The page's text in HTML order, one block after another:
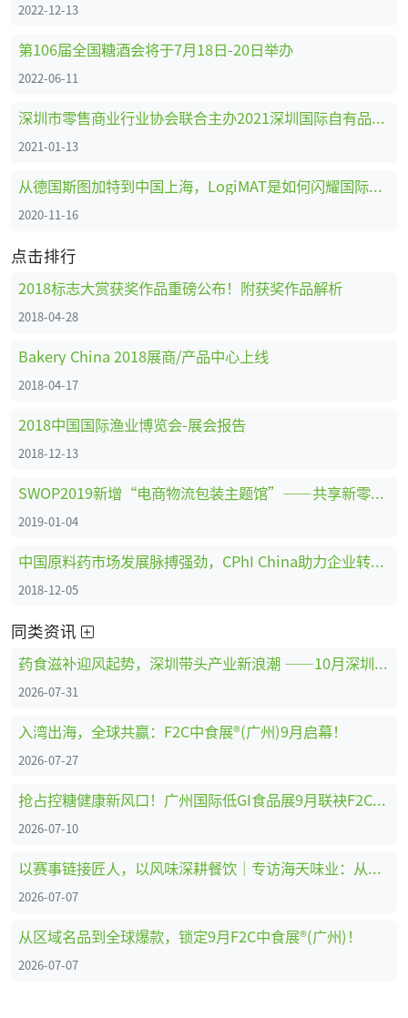
2022-12-13
第106届全国糖酒会将于7月18日-20日举办
2022-06-11
深圳市零售商业行业协会联合主办2021深圳国际自有品牌展
2021-01-13
从德国斯图加特到中国上海，LogiMAT是如何闪耀国际舞台的
2020-11-16
点击排行
2018标志大赏获奖作品重磅公布！附获奖作品解析
2018-04-28
Bakery China 2018展商/产品中心上线
2018-04-17
2018中国国际渔业博览会-展会报告
2018-12-13
SWOP2019新增“电商物流包装主题馆”——共享新零售时代商机
2019-01-04
中国原料药市场发展脉搏强劲，CPhI China助力企业转型创新、全面升级 ！
2018-12-05
同类资讯
药食滋补迎风起势，深圳带头产业新浪潮 ——10月深圳HNC健康营养展药食滋补展区亮点抢先看
2026-07-31
入湾出海，全球共赢：F2C中食展®(广州)9月启幕！
2026-07-27
抢占控糖健康新风口！广州国际低GI食品展9月联袂F2C中食展®(广州)重磅启幕
2026-07-10
以赛事链接匠人，以风味深耕餐饮｜专访海天味业：从调味供应商到中餐行业共建者
2026-07-07
从区域名品到全球爆款，锁定9月F2C中食展®(广州)！
2026-07-07